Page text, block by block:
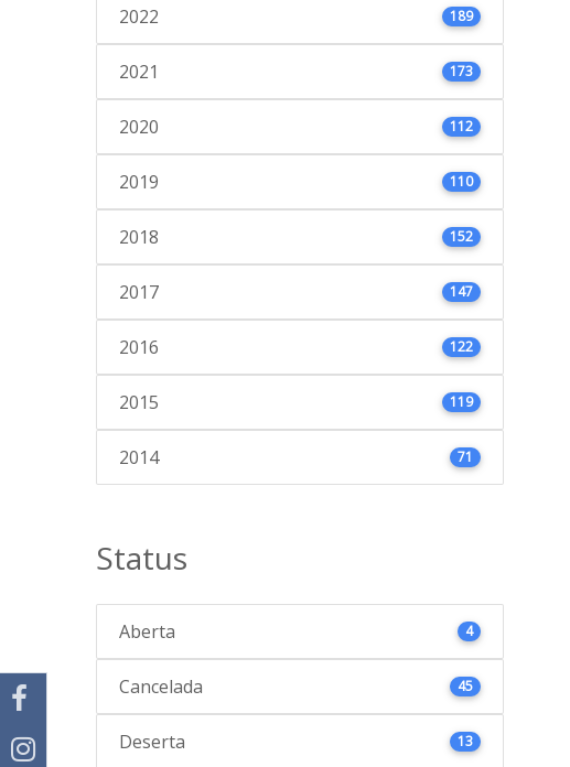
2022 189
2021 173
2020 112
2019 110
2018 152
2017 147
2016 122
2015 119
2014 71
Status
Aberta 4
Cancelada 45
Deserta 13